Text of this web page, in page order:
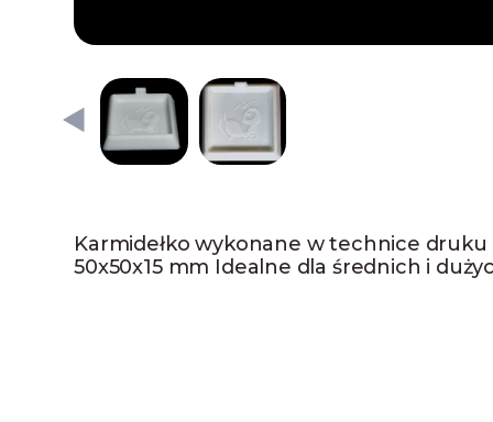
Karmidełko wykonane w technice druku
50x50x15 mm Idealne dla średnich i